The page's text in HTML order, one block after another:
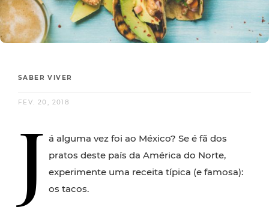
SABER VIVER
FEV. 20, 2018
J á alguma vez foi ao México? Se é fã dos
pratos deste país da América do Norte,
experimente uma receita típica (e famosa):
os tacos.